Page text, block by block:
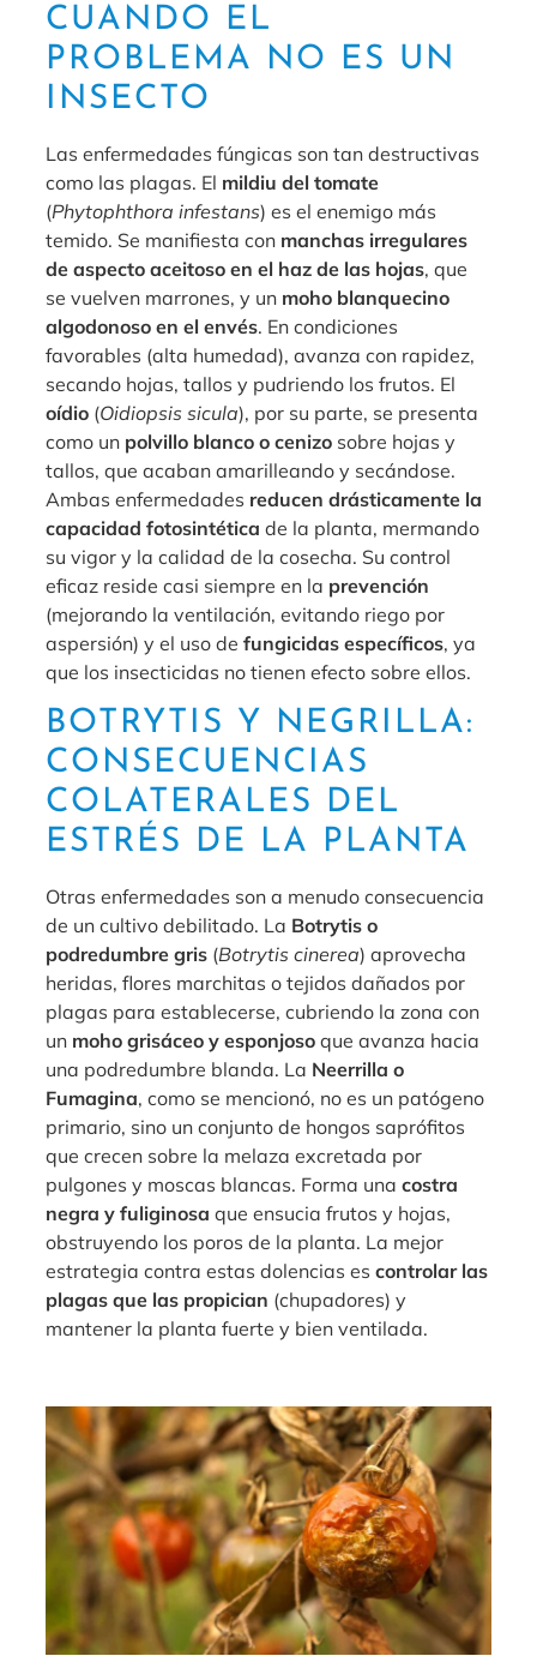
CUANDO EL
PROBLEMA NO ES UN
INSECTO
Las enfermedades fúngicas son tan destructivas
como las plagas. El mildiu del tomate
(Phytophthora infestans) es el enemigo más
temido. Se manifiesta con manchas irregulares
de aspecto aceitoso en el haz de las hojas, que
se vuelven marrones, y un moho blanquecino
algodonoso en el envés. En condiciones
favorables (alta humedad), avanza con rapidez,
secando hojas, tallos y pudriendo los frutos. El
oídio(Oidiopsis sicula), por su parte, se presenta
como un polvillo blanco o cenizosobre hojas y
tallos, que acaban amarilleando y secándose.
Ambas enfermedades reducen drásticamente la
capacidad fotosintética de la planta, mermando
su vigor y la calidad de la cosecha. Su control
eficaz reside casi siempre en la prevención
(mejorando la ventilación, evitando riego por
aspersión) y el uso de fungicidas específicos, ya
que los insecticidas no tienen efecto sobre ellos.
BOTRYTIS Y NEGRILLA:
CONSECUENCIAS
COLATERALES DEL
ESTRÉS DE LA PLANTA
Otras enfermedades son a menudo consecuencia
de un cultivo debilitado. La Botrytis o
podredumbre gris(Botrytis cinerea) aprovecha
heridas, flores marchitas o tejidos dañados por
plagas para establecerse, cubriendo la zona con
un moho grisáceo y esponjosoque avanza hacia
una podredumbre blanda. La Neerrilla o
Fumagina, como se mencionó, no es un patógeno
primario, sino un conjunto de hongos saprófitos
que crecen sobre la melaza excretada por
pulgones y moscas blancas. Forma una costra
negra y fuliginosa que ensucia frutos y hojas,
obstruyendo los poros de la planta. La mejor
estrategia contra estas dolencias es controlar las
plagas que las propician (chupadores) y
mantener la planta fuerte y bien ventilada.